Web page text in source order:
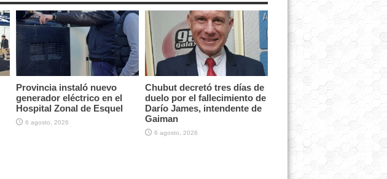
Provincia instaló nuevo
generador eléctrico en el
Hospital Zonal de Esquel
6 agosto, 2026
Chubut decretó tres días de
duelo por el fallecimiento de
Darío James, intendente de
Gaiman
6 agosto, 2026